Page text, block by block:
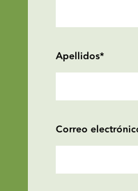
Apellidos*
Correo